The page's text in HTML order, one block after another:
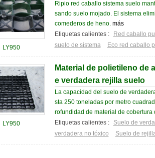
LY950
Ripio red caballo sistema suelo
sando suelo mojado. El sistema
comederos de heno. más
Etiquetas calientes :
Red caballo
suelo de sistema
Eco red caballo
LY950
Material de polietileno de
e verdadera rejilla suelo
La capacidad del suelo de
sta 250 toneladas por metro
rofundidad de material de
Etiquetas calientes :
Suelo de
verdadera no tóxico
Suelo de